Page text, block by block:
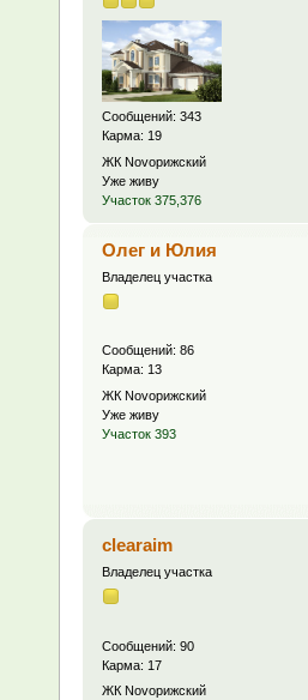
Сообщений: 343
Карма: 19
ЖК Novoрижский
Уже живу
Участок 375,376
Олег и Юлия
Владелец участка
Сообщений: 86
Карма: 13
ЖК Novoрижский
Уже живу
Участок 393
clearaim
Владелец участка
Сообщений: 90
Карма: 17
ЖК Novoрижский